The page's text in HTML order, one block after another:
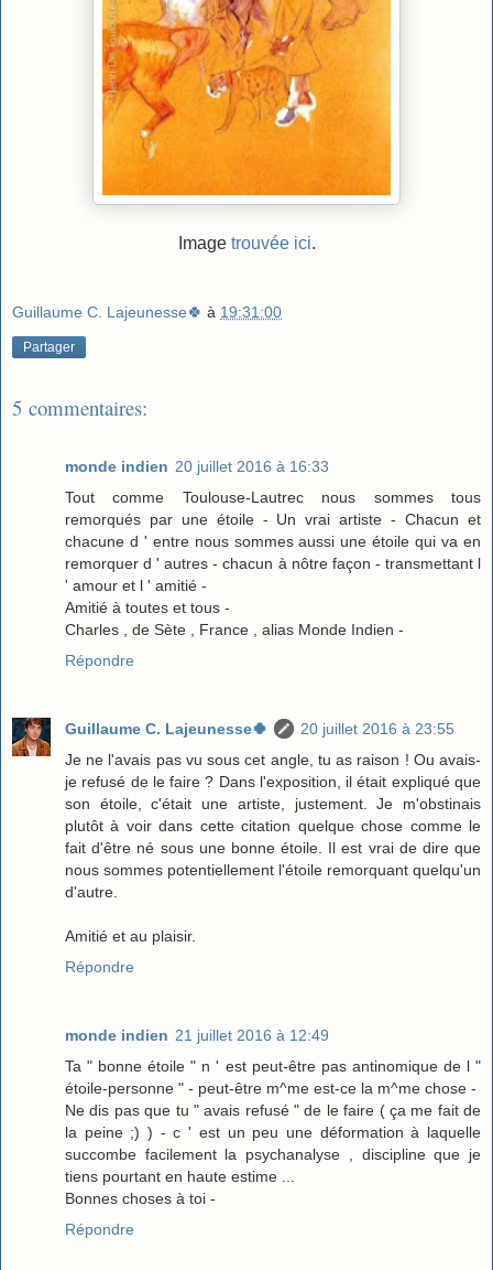
Image trouvée ici.
Guillaume C. Lajeunesse🍀 à 19:31:00
Partager
5 commentaires:
monde indien 20 juillet 2016 à 16:33
Tout comme Toulouse-Lautrec nous sommes tous
remorqués par une étoile - Un vrai artiste - Chacun et
chacune d ' entre nous sommes aussi une étoile qui va en
remorquer d ' autres - chacun à nôtre façon - transmettant l
' amour et l ' amitié -
Amitié à toutes et tous -
Charles , de Sète , France , alias Monde Indien -
Répondre
Guillaume C. Lajeunesse🍀
20 juillet 2016 à 23:55
Je ne l'avais pas vu sous cet angle, tu as raison ! Ou avais-
je refusé de le faire ? Dans l'exposition, il était expliqué que
son étoile, c'était une artiste, justement. Je m'obstinais
plutôt à voir dans cette citation quelque chose comme le
fait d'être né sous une bonne étoile. Il est vrai de dire que
nous sommes potentiellement l'étoile remorquant quelqu'un
d'autre.
Amitié et au plaisir.
Répondre
monde indien 21 juillet 2016 à 12:49
Ta " bonne étoile " n ' est peut-être pas antinomique de l "
étoile-personne " - peut-être m^me est-ce la m^me chose -
Ne dis pas que tu " avais refusé " de le faire ( ça me fait de
la peine ;) ) - c ' est un peu une déformation à laquelle
succombe facilement la psychanalyse , discipline que je
tiens pourtant en haute estime ...
Bonnes choses à toi -
Répondre